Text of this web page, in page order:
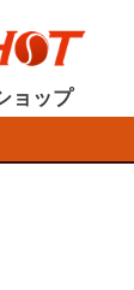
ョップ